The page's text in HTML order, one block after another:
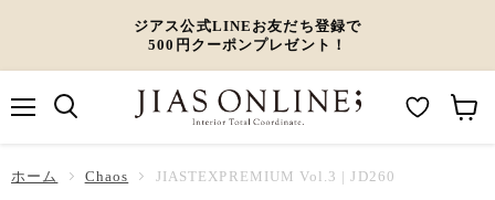
ジアス公式LINEお友だち登録で
500円クーポンプレゼント！
ー
ホーム Chaos JIASTEXPREMIUM Vol.3 | JD260